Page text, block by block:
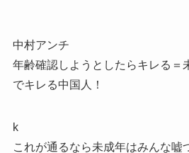
中村アンチ
年齢確認しようとしたらキレる＝
でキレる中国人！
k
これが通るなら未成年はみんな嘘